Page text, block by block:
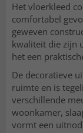
Het vloerkleed
comfortabel
geweven
kwaliteit die zijn
het een
De decoratieve
ruimte en is
verschillende
woonkamer,
vormt een